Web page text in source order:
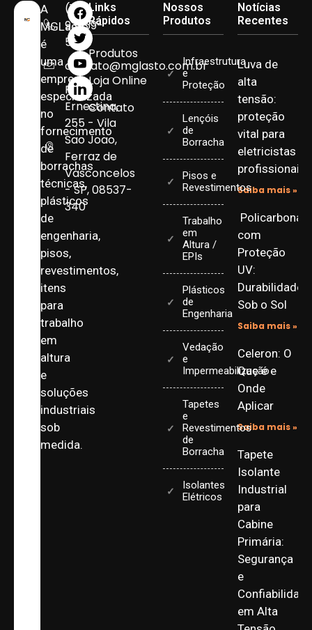
A
MGLasto
é
uma
empresa
especializada
no
fornecimento
de
borrachas
técnicas,
plásticos
de
engenharia,
pisos,
revestimentos,
itens
para
trabalho
em
altura
e
soluções
industriais
sob
medida.
(11)
93959-
5090
contato@mglasto.com.br
Rua
Ernestina,
255 - Vila
Sao Joao,
Ferraz de
Vasconcelos
- SP, 08537-
340
Links
Rápidos
Produtos
Loja Online
Contato
Nossos
Produtos
Infraestrutura
e
Proteção
Lençóis
de
Borracha
Pisos e
Revestimentos
Trabalho
em
Altura /
EPIs
Plásticos
de
Engenharia
Vedação
e
Impermeabilização
Tapetes
e
Revestimentos
de
Borracha
Isolantes
Elétricos
Notícias
Recentes
Luva de
alta
tensão:
proteção
vital para
eletricistas
profissionais
Saiba mais »
com
Proteção
UV:
Durabilidade
Sob o Sol
Saiba mais »
Celeron: O
Que é e
Onde
Aplicar
Saiba mais »
Tapete
Isolante
Industrial
para
Cabine
Primária:
Segurança
e
Confiabilidade
em Alta